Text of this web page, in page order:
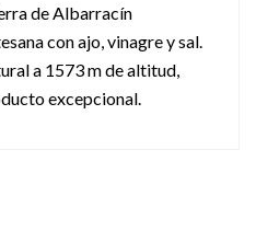
de Albarracín
con ajo, vinagre y sal.
a 1573 m de altitud,
excepcional.